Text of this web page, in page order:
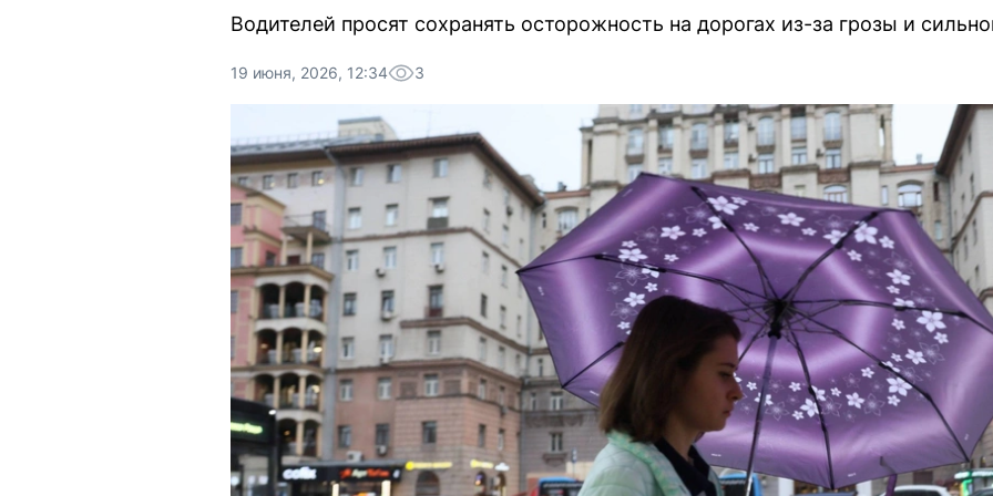
Водителей просят сохранять осторожность на дорогах из-за грозы и
19 июня, 2026, 12:34 3